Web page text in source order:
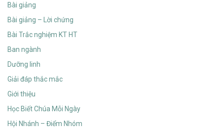
Bài giảng
Bài giảng – Lời chứng
Bài Trắc nghiệm KT HT
Ban ngành
Dưỡng linh
Giải đáp thắc mắc
Giới thiệu
Học Biết Chúa Mỗi Ngày
Hội Nhánh – Điểm Nhóm